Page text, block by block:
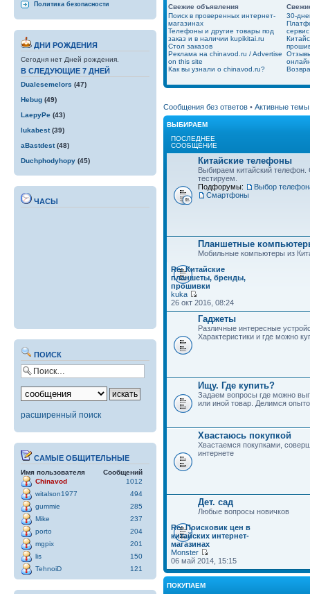
Политика безопасности
ДНИ РОЖДЕНИЯ
Сегодня нет Дней рождения.
В СЛЕДУЮЩИЕ 7 ДНЕЙ
Dualesemelors (47)
Hebug (49)
LaepyPe (43)
lukabest(39)
aBastdest(48)
Duchphodyhopy (45)
ЧАСЫ
ПОИСК
расширенный поиск
САМЫЕ ОБЩИТЕЛЬНЫЕ
Имя пользователя
Сообщений
Chinavod
1012
witalson1977
494
gummie
285
Mike
237
porto
204
mgpix
201
lis
150
TehnoiD
121
Свежие объявления
Поиск в проверенных интернет-
магазинах
Телефоны и другие товары под
заказ и в наличии kupikitai.ru
Стол заказов
Реклама на chinavod.ru / Advertise
on this site
Как вы узнали о chinavod.ru?
30-
Сообщения без ответов • Активные темы
ВЫБИРАЕМ
ПОСЛЕДНЕЕ
СООБЩЕНИЕ
Китайские телефоны
Выбираем китайский телефон.
тестируем.
Подфорумы:
Выбор
Смартфоны
Планшетные
Мобильные компьютеры из
Re: Китайские
планшеты, бренды,
прошивки
kuka
26 окт 2016, 08:24
Гаджеты
Различные интересные
Характеристики и где можно
Ищу. Где купить?
Задаем вопросы где можно
или иной товар. Делимся
Хвастаюсь покупкой
Хвастаемся покупками,
интернете
Дет. сад
Любые вопросы новичков
Re: Поисковик цен в
китайских интернет-
магазинах
Monster
06 май 2014, 15:15
ПОКУПАЕМ